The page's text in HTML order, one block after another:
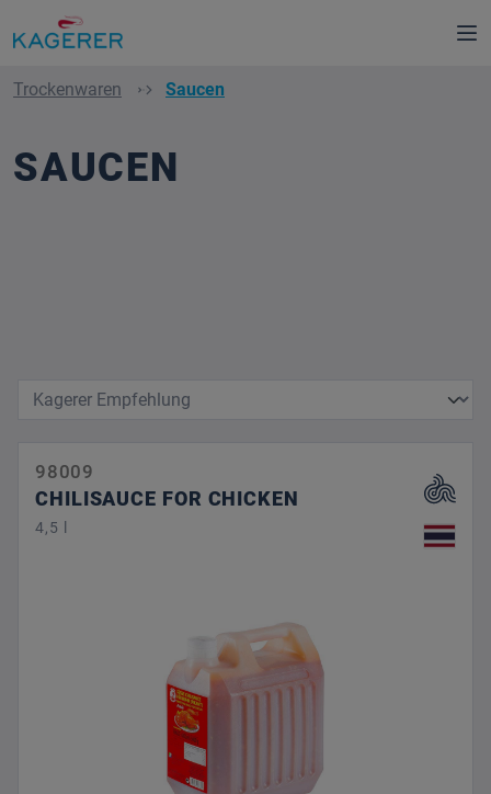
springen
Trockenwaren Saucen
SAUCEN
98009
CHILISAUCE FOR CHICKEN
4,5 l